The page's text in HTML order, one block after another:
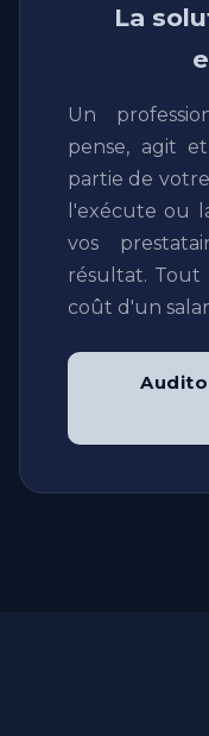
La
Un
pense, agit
partie de
l'exécute ou
vos
résultat.
coût d'un